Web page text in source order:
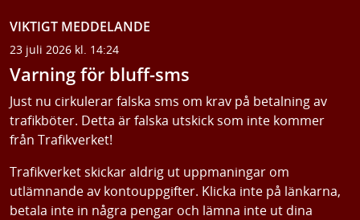
VIKTIGT MEDDELANDE
23 juli 2026 kl. 14:24
Varning för bluff-sms
Just nu cirkulerar falska sms om krav på betalning av
trafikböter. Detta är falska utskick som inte kommer
från Trafikverket!
Trafikverket skickar aldrig ut uppmaningar om
utlämnande av kontouppgifter. Klicka inte på länkarna,
betala inte in några pengar och lämna inte ut dina